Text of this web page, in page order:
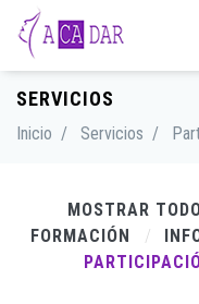
SERVICIOS
Inicio / Servicios /
MOSTRAR
FORMACIÓN